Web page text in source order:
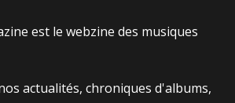
est le webzine des musiques
actualités, chroniques d'albums,